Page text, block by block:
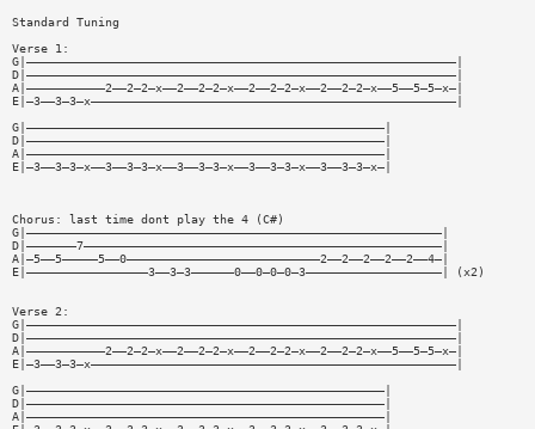
Standard Tuning
Verse 1:
G|————————————————————————————————————————————————————————————|
D|————————————————————————————————————————————————————————————|
A|———————————2——2—2—x——2——2—2—x——2——2—2—x——2——2—2—x——5——5—5—x—|
E|—3——3—3—x———————————————————————————————————————————————————|
G|——————————————————————————————————————————————————|
D|——————————————————————————————————————————————————|
A|——————————————————————————————————————————————————|
E|—3——3—3—x——3——3—3—x——3——3—3—x——3——3—3—x——3——3—3—x—|
Chorus: last time dont play the 4 (C#)
G|——————————————————————————————————————————————————————————|
D|———————7——————————————————————————————————————————————————|
A|—5——5—————5——0———————————————————————————2——2——2——2——2——4—|
E|—————————————————3——3—3——————0——0—0—0—3———————————————————| (x2)
Verse 2:
G|————————————————————————————————————————————————————————————|
D|————————————————————————————————————————————————————————————|
A|———————————2——2—2—x——2——2—2—x——2——2—2—x——2——2—2—x——5——5—5—x—|
E|—3——3—3—x———————————————————————————————————————————————————|
G|——————————————————————————————————————————————————|
D|——————————————————————————————————————————————————|
A|——————————————————————————————————————————————————|